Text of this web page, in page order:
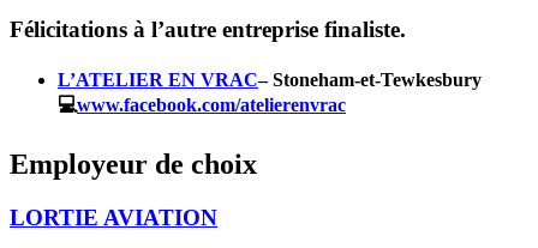
Félicitations à l’autre entreprise finaliste.
L’ATELIER EN VRAC– Stoneham-et-Tewkesbury
💻www.facebook.com/atelierenvrac
Employeur de choix
LORTIE AVIATION